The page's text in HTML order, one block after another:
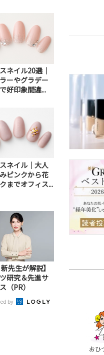
ネイル20選｜
ーやグラデー
好印象間違...
ネイル｜大人
ピンクから花
までオフィス...
新先生が解説】
研究＆先進サ
（PR）
by
おひ